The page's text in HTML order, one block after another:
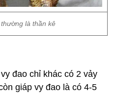
là thần kê
đao chỉ khác có 2 vảy
giáp vy đao là có 4-5